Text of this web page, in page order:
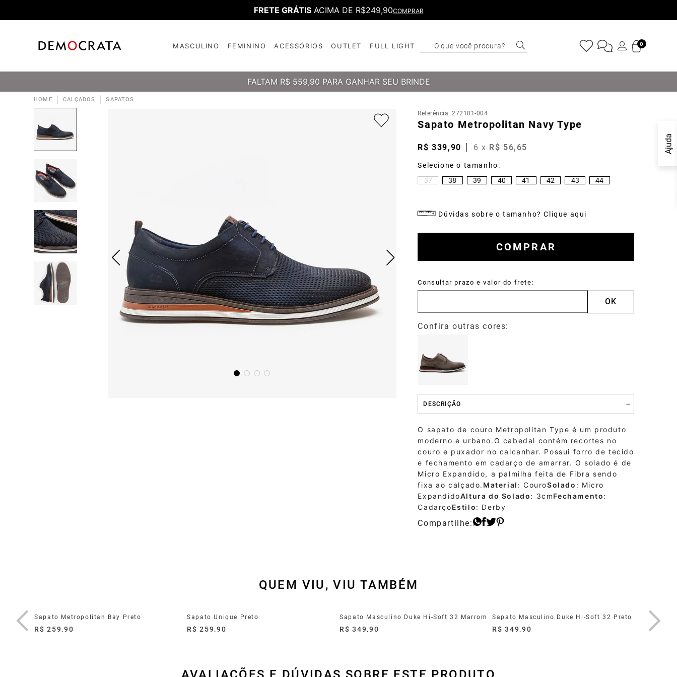
FRETE GRÁTISACIMA DE R$249,90COMPRAR
MASCULINO FEMININO ACESSÓRIOS OUTLET FULL LIGHT O que você procura?
TERMOS MAIS
Cinto
Mocassim
Bota
Tênis
0
FALTAM R$ 559,90 PARA GANHAR SEU BRINDE
Ajuda
HOME CALÇADOS SAPATOS
Referência:272101-004
Sapato Metropolitan Navy Type
R$ 339,90 6 x R$ 56,65
37 38 39 40 41 42 43 44
Dúvidas sobre o tamanho? Clique aqui
COMPRAR
DESCRIÇÃO
O sapato de couro Metropolitan Type é um produto
moderno e urbano.O cabedal contém recortes no
couro e puxador no calcanhar. Possui forro de tecido
e fechamento em cadarço de amarrar. O solado é de
Micro Expandido, a palmilha feita de Fibra sendo
fixa ao calçado. Material : CouroSolado : Micro
ExpandidoAltura do Solado: 3cmFechamento:
CadarçoEstilo: Derby
QUEM VIU, VIU TAMBÉM
Preto Sapato Metropolitan Bay Preto
R$ 259,90
Sapato Unique Preto
R$ 259,90
Sapato Masculino Duke Hi-Soft 32 Marrom
R$ 349,90
Sapato Masculino Duke Hi-Soft 32 Preto
R$ 349,90
Sapato
R$